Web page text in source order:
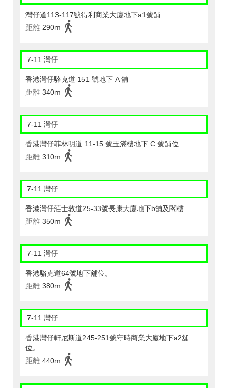
灣仔道113-117號得利商業大廈地下a1號舖
距離 290m
7-11 灣仔
香港灣仔駱克道 151 號地下 A 舖
距離 340m
7-11 灣仔
香港灣仔菲林明道 11-15 號玉滿樓地下 C 號舖位
距離 310m
7-11 灣仔
香港灣仔莊士敦道25-33號長康大廈地下b舖及閣樓
距離 350m
7-11 灣仔
香港駱克道64號地下舖位。
距離 380m
7-11 灣仔
香港灣仔軒尼斯道245-251號守時商業大廈地下a2舖
位。
距離 440m